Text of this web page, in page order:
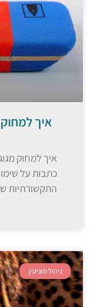
איך
איך למחוק
כתבות על
התקשורתיות
ניהול מוניטין